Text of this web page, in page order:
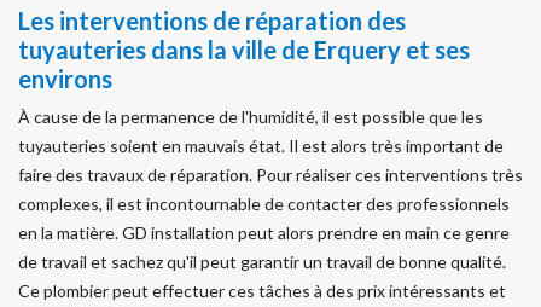
Les interventions de réparation des
tuyauteries dans la ville de Erquery et ses
environs
À cause de la permanence de l'humidité, il est possible que les
tuyauteries soient en mauvais état. Il est alors très important de
faire des travaux de réparation. Pour réaliser ces interventions très
complexes, il est incontournable de contacter des professionnels
en la matière. GD installation peut alors prendre en main ce genre
de travail et sachez qu'il peut garantir un travail de bonne qualité.
Ce plombier peut effectuer ces tâches à des prix intéressants et